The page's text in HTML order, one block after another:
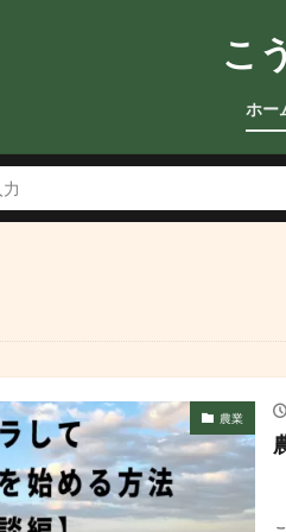
こ
ホー
農業